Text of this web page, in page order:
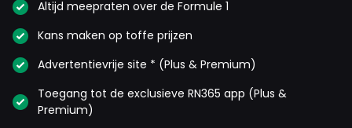
Altijd meepraten over de Formule 1
Kans maken op toffe prijzen
Advertentievrije site * (Plus & Premium)
Toegang tot de exclusieve RN365 app (Plus &
Premium)